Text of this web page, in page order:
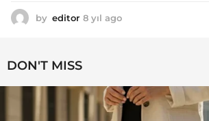
by editor 8 yıl ago
o
DON'T MISS